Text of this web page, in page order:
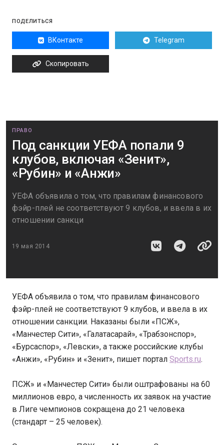
ПОДЕЛИТЬСЯ
ВКонтакте Telegram
Скопировать
ПРАВО
Под санкции УЕФА попали 9
клубов, включая «Зенит»,
«Рубин» и «Анжи»
УЕФА объявила о том, что правилам финансового
фэйр-плей не соответствуют 9 клубов, и ввела в их
отношении санкци
19 мая 2014
УЕФА объявила о том, что правилам финансового
фэйр-плей не соответствуют 9 клубов, и ввела в их
отношении санкции. Наказаны были «ПСЖ»,
«Манчестер Сити», «Галатасарай», «Трабзонспор»,
«Бурсаспор», «Левски», а также российские клубы
«Анжи», «Рубин» и «Зенит», пишет портал Sports.ru.
ПСЖ» и «Манчестер Сити» были оштрафованы на 60
миллионов евро, а численность их заявок на участие
в Лиге чемпионов сокращена до 21 человека
(стандарт – 25 человек).